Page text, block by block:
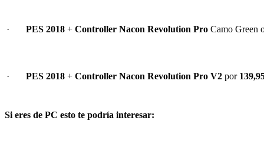
· PES 2018 + Controller Nacon Revolution Pro Camo Green
· PES 2018 + Controller Nacon Revolution Pro V2 por
Si eres de PC esto te podría interesar: